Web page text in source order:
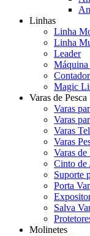
Linhas
Linha
Linha
Leader
Magic
Varas de Pesca
Varas
Varas
Varas
Varas
Varas
Cinto de
Suporte
Porta
Salva
Molinetes